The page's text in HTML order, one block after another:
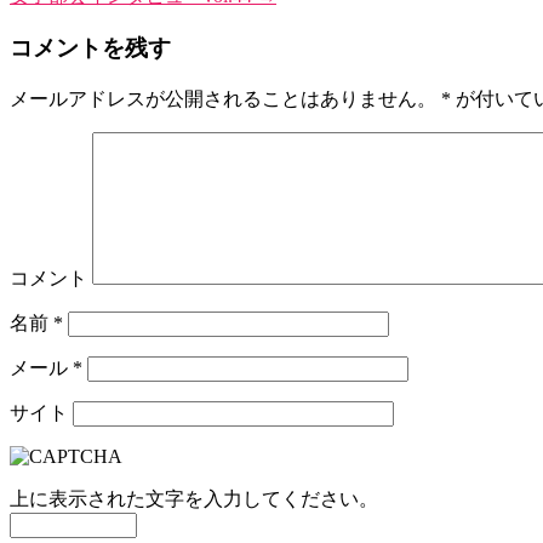
コメントを残す
メールアドレスが公開されることはありません。 * が付いて
コメント
名前 *
メール *
サイト
上に表示された文字を入力してください。